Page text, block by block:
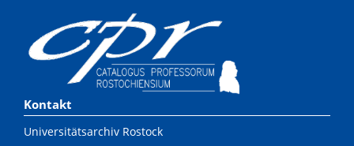
Kontakt
Universitätsarchiv Rostock